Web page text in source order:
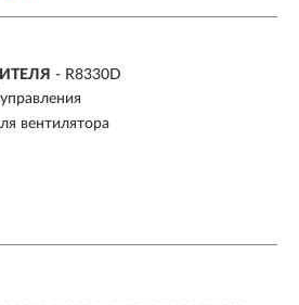
- R8330D
вентилятора